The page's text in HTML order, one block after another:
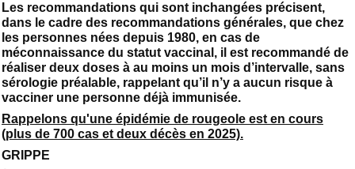
Les recommandations qui sont inchangées précisent,
dans le cadre des recommandations générales, que chez
les personnes nées depuis 1980, en cas de
méconnaissance du statut vaccinal, il est recommandé de
réaliser deux doses à au moins un mois d’intervalle, sans
sérologie préalable, rappelant qu’il n’y a aucun risque à
vacciner une personne déjà immunisée.
Rappelons qu'une épidémie de rougeole est en cours
(plus de 700 cas et deux décès en 2025).
GRIPPE